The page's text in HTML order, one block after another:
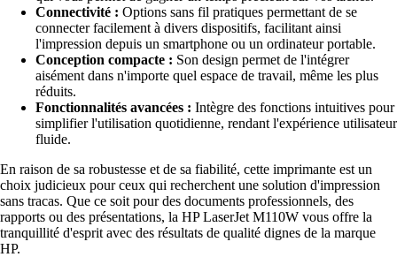
Connectivité : Options sans fil pratiques permettant de se
connecter facilement à divers dispositifs, facilitant ainsi
l'impression depuis un smartphone ou un ordinateur portable.
Conception compacte : Son design permet de l'intégrer
aisément dans n'importe quel espace de travail, même les plus
réduits.
Fonctionnalités avancées : Intègre des fonctions intuitives pour
simplifier l'utilisation quotidienne, rendant l'expérience utilisateur
fluide.
En raison de sa robustesse et de sa fiabilité, cette imprimante est un
choix judicieux pour ceux qui recherchent une solution d'impression
sans tracas. Que ce soit pour des documents professionnels, des
rapports ou des présentations, la HP LaserJet M110W vous offre la
tranquillité d'esprit avec des résultats de qualité dignes de la marque
HP.